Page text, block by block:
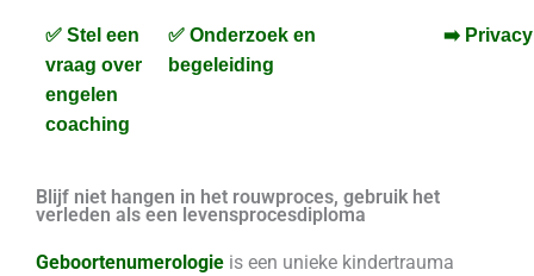
✅ Stel een
vraag over
engelen
coaching
✅ Onderzoek en
begeleiding
➡️
Blijf niet hangen in het rouwproces, gebruik het
verleden als een levensprocesdiploma
Geboortenumerologie is een unieke kindertrauma